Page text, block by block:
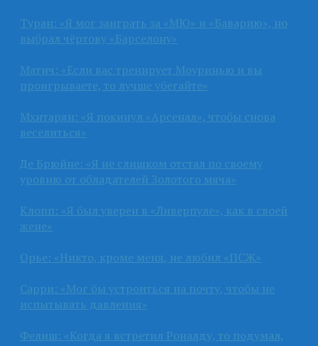
Туран: «Я мог заиграть за «МЮ» и «Баварию», но
выбрал чёртову «Барселону»
Матич: «Если вас тренирует Моуринью и вы
проигрываете, то лучше убегайте»
Мхитарян: «Я покинул «Арсенал», чтобы снова
веселиться»
Де Брюйне: «Я не слишком отстал по своему
уровню от обладателей Золотого мяча»
Клопп: «Я был уверен в «Ливерпуле», как в своей
жене»
Орье: «Никто, кроме меня, не любил «ПСЖ»
Сарри: «Мог бы устроиться на почту, чтобы не
испытывать давления»
Фелиш: «Когда я встретил Роналду, то подумал,